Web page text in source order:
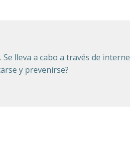
lleva a cabo a través de
y prevenirse?